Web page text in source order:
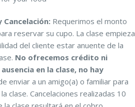
Cancelación: Requerimos el monto
reservar su cupo. La clase empieza
del cliente estar anuente de la
No ofrecemos crédito ni
en la clase, no hay
enviar a un amigo(a) o familiar para
clase. Cancelaciones realizadas 10